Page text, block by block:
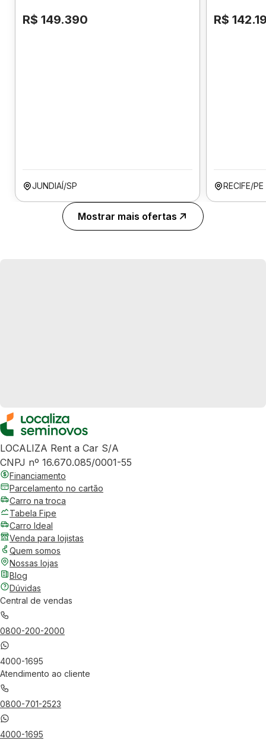
R$ 149.390
JUNDIAÍ/SP
R$
RECIFE/PE
Mostrar mais ofertas
LOCALIZA Rent a Car S/A
CNPJ nº 16.670.085/0001-55
Financiamento
Parcelamento no cartão
Carro na troca
Tabela Fipe
Carro Ideal
Venda para lojistas
Quem somos
Nossas lojas
Blog
Dúvidas
Central de vendas
0800-200-2000
4000-1695
Atendimento ao cliente
0800-701-2523
4000-1695